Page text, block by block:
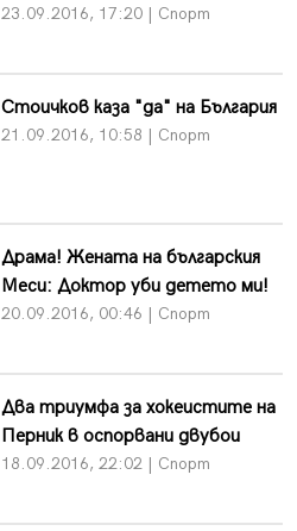
23.09.2016, 17:20 | Спорт
Стоичков каза "да" на България
21.09.2016, 10:58 | Спорт
Драма! Жената на българския
Меси: Доктор уби детето ми!
20.09.2016, 00:46 | Спорт
Два триумфа за хокеистите на
Перник в оспорвани двубои
18.09.2016, 22:02 | Спорт